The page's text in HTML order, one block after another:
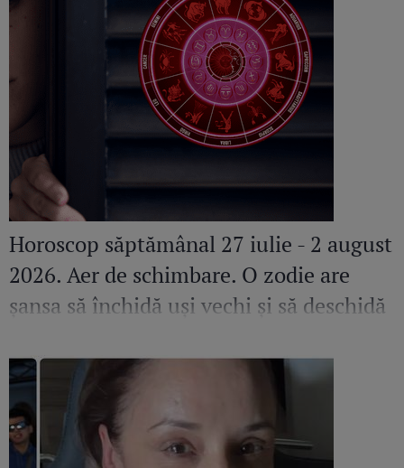
Horoscop săptămânal 27 iulie - 2 august
2026. Aer de schimbare. O zodie are
șansa să închidă uși vechi și să deschidă